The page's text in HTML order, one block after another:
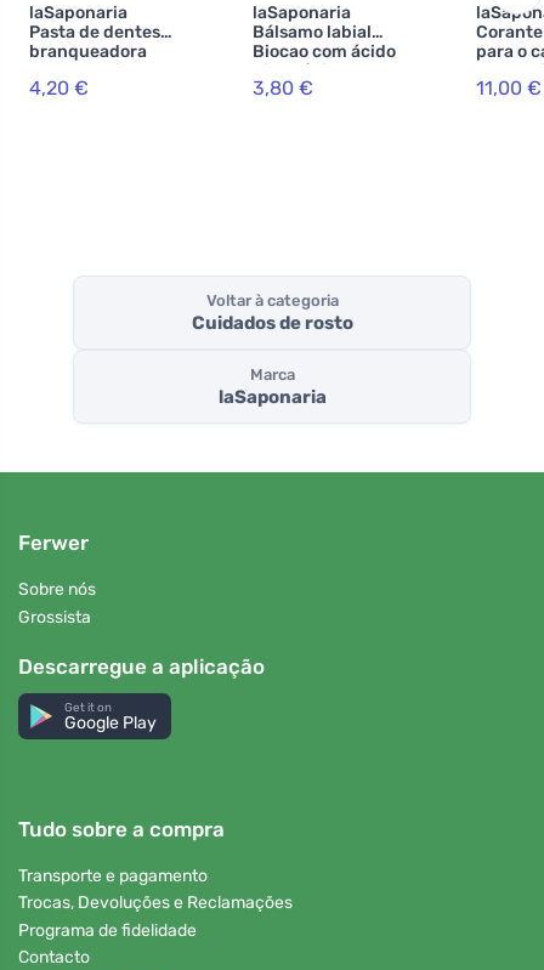
laSaponaria
Pasta de dentes
branqueadora
WonderWhite -
BIO de menta e
4,20 €
laSaponaria
Bálsamo labial
Biocao com ácido
hialurónico BIO
(5,7 ml)
3,80 €
para o
g) -
11,00 €
Voltar à categoria
Cuidados de rosto
Marca
laSaponaria
Ferwer
Sobre nós
Grossista
Descarregue a aplicação
Get it on
Google Play
Tudo sobre a compra
Transporte e pagamento
Trocas, Devoluções e Reclamações
Programa de fidelidade
Contacto